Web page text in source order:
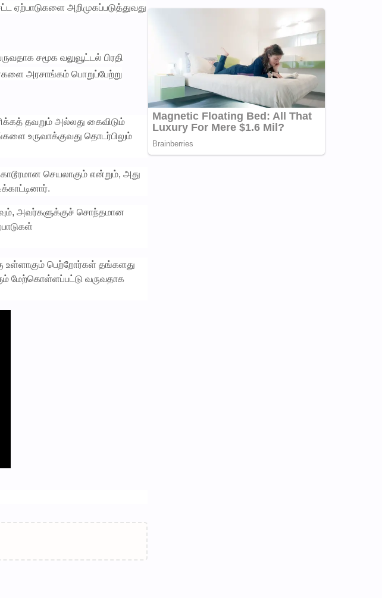
ஏற்பாடுகளை அறிமுகப்படுத்துவது
சமூக வலுவூட்டல் பிரதி
அரசாங்கம் பொறுப்பேற்று
தவறும் அல்லது கைவிடும்
உருவாக்குவது தொடர்பிலும்
செயலாகும் என்றும், அது
அவர்களுக்குச் சொந்தமான
உள்ளாகும் பெற்றோர்கள் தங்களது
மேற்கொள்ளப்பட்டு வருவதாக